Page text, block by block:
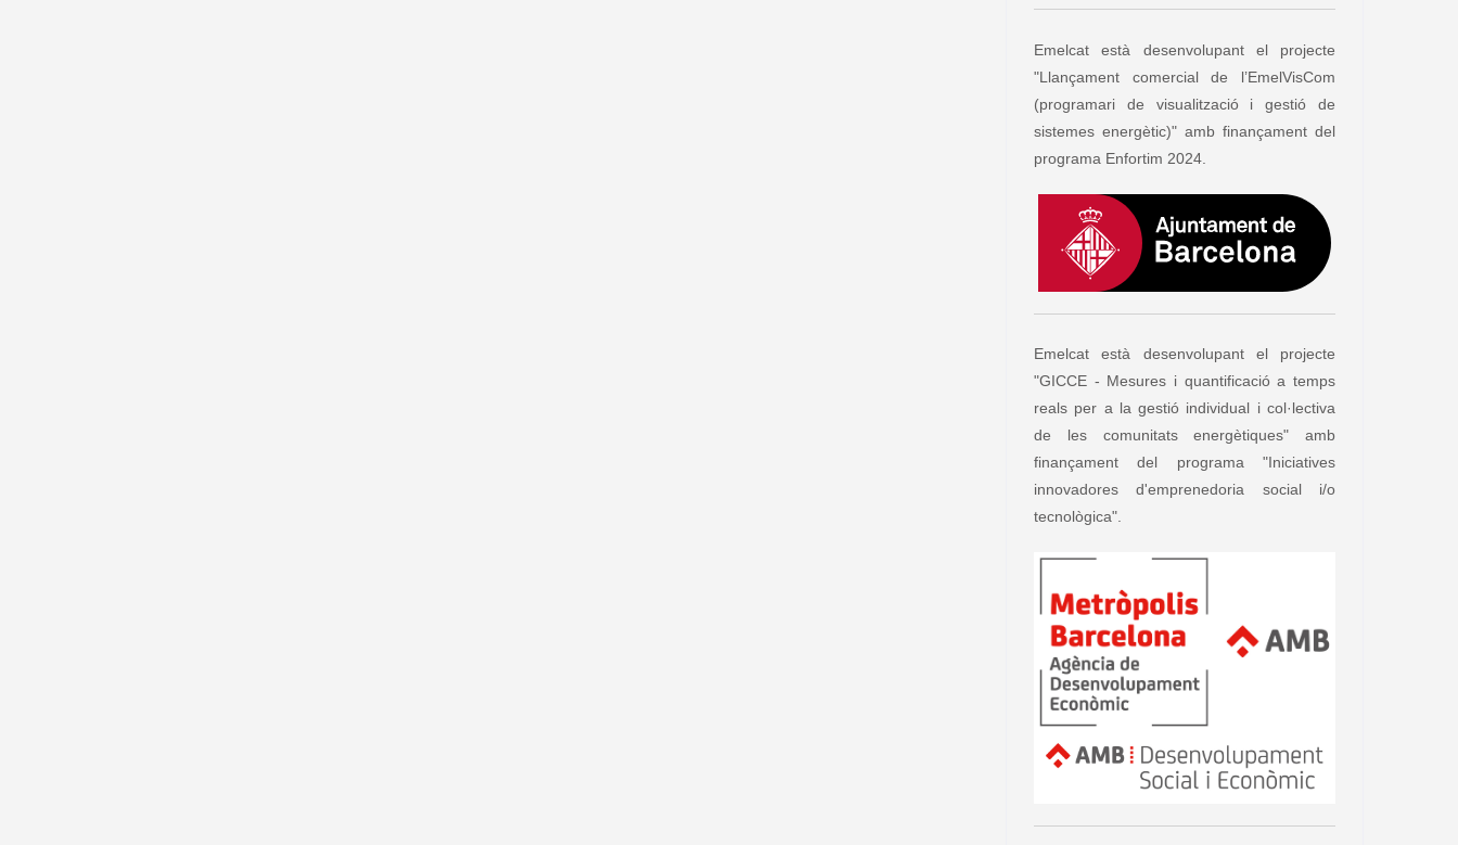
Emelcat està desenvolupant el projecte
"Llançament comercial de l’EmelVisCom
(programari de visualització i gestió de
sistemes energètic)" amb finançament del
programa Enfortim 2024.
Emelcat està desenvolupant el projecte
"GICCE - Mesures i quantificació a temps
reals per a la gestió individual i col·lectiva
de les comunitats energètiques" amb
finançament del programa "Iniciatives
innovadores d'emprenedoria social i/o
tecnològica".